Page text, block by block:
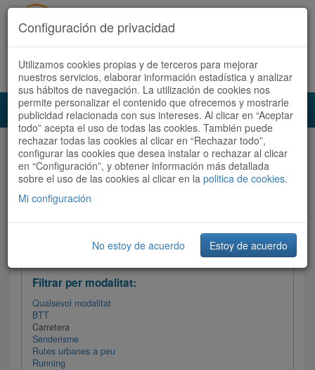
Accedeix Registra't ara Español Català
Audioruta Totes les rutes
Totes les rutes Ordenar per: Més recents / Dificultat
Filtrar les rutes
Filtrar per modalitat:
Qualsevol modalitat
BTT
Carretera
Senderisme
Rutes urbanes a peu
Running
Configuración de privacidad
Utilizamos cookies propias y de terceros para mejorar
nuestros servicios, elaborar información estadística y analizar
sus hábitos de navegación. La utilización de cookies nos
permite personalizar el contenido que ofrecemos y mostrarle
publicidad relacionada con sus intereses. Al clicar en “Aceptar
todo” acepta el uso de todas las cookies. También puede
rechazar todas las cookies al clicar en “Rechazar todo”,
configurar las cookies que desea instalar o rechazar al clicar
en “Configuración”, y obtener información más detallada
sobre el uso de las cookies al clicar en la politica de cookies.
Mi configuración
No estoy de acuerdo Estoy de acuerdo